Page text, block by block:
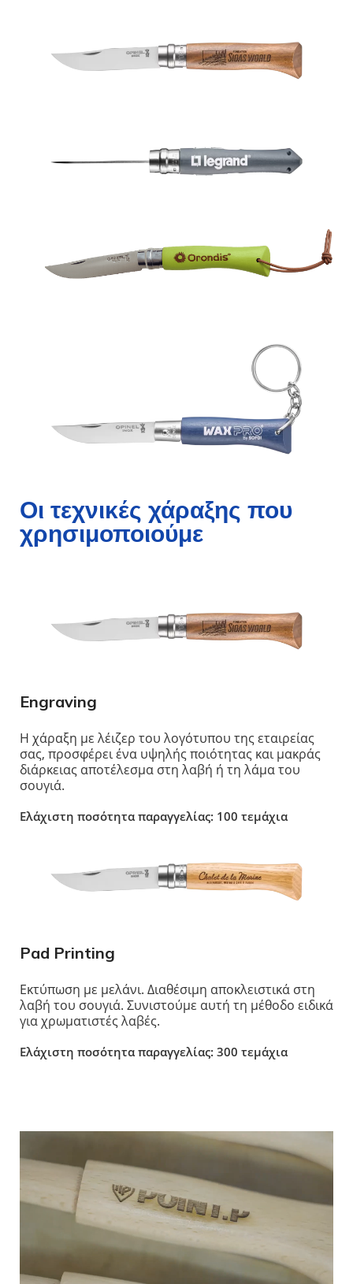
Οι τεχνικές χάραξης που
χρησιμοποιούμε
Engraving
Η χάραξη με λέιζερ του λογότυπου της εταιρείας
σας, προσφέρει ένα υψηλής ποιότητας και μακράς
διάρκειας αποτέλεσμα στη λαβή ή τη λάμα του
σουγιά.
Ελάχιστη ποσότητα παραγγελίας: 100 τεμάχια
Pad Printing
Εκτύπωση με μελάνι. Διαθέσιμη αποκλειστικά στη
λαβή του σουγιά. Συνιστούμε αυτή τη μέθοδο ειδικά
για χρωματιστές λαβές.
Ελάχιστη ποσότητα παραγγελίας: 300 τεμάχια